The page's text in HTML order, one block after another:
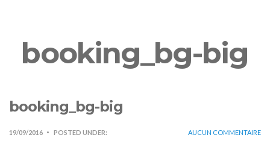
booking_bg-big
booking_bg-big
19/09/2016 POSTED UNDER: AUCUN COMMENTAIRE